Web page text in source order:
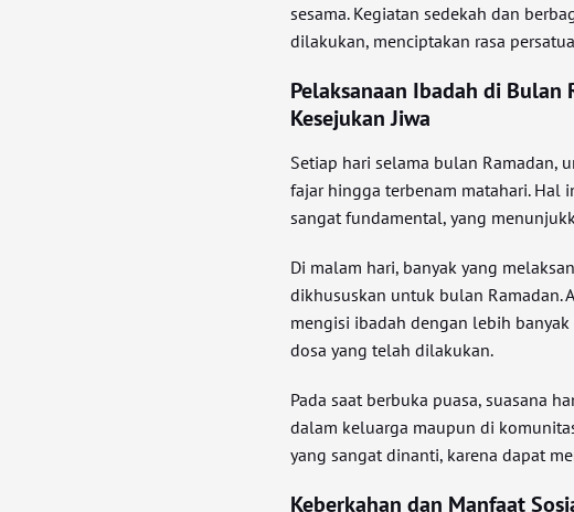
sesama. Kegiatan sedekah dan
dilakukan, menciptakan rasa
Pelaksanaan Ibadah di Bulan
Kesejukan Jiwa
Setiap hari selama bulan Ramadan,
fajar hingga terbenam matahari. Hal
sangat fundamental, yang
Di malam hari, banyak yang
dikhususkan untuk bulan Ramadan.
mengisi ibadah dengan lebih
dosa yang telah dilakukan.
Pada saat berbuka puasa, suasana
dalam keluarga maupun di
yang sangat dinanti, karena dapat
Keberkahan dan Manfaat